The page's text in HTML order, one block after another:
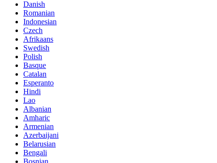
Danish
Romanian
Indonesian
Czech
Afrikaans
Swedish
Polish
Basque
Catalan
Esperanto
Hindi
Lao
Albanian
Amharic
Armenian
Azerbaijani
Belarusian
Bengali